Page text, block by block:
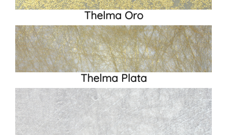
Thelma Oro
Thelma Plata